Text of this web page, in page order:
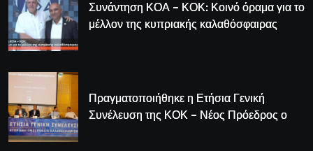
Συνάντηση ΚΟΑ – ΚΟΚ: Κοινό όραμα για το
μέλλον της κυπριακής καλαθόσφαιρας
Πραγματοποιήθηκε η Ετήσια Γενική
Συνέλευση της ΚΟΚ – Νέος Πρόεδρος ο